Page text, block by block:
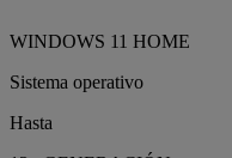
WINDOWS 11 HOME
Sistema operativo
Hasta